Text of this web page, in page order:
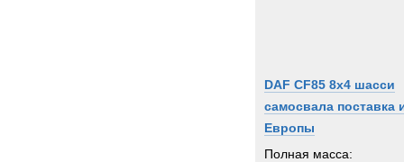
DAF CF85 8x4 шасси
самосвала поставка
Европы
Полная масса: